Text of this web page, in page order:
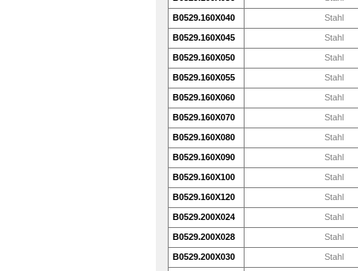
B0529.160X040 Stahl
B0529.160X045 Stahl
B0529.160X050 Stahl
B0529.160X055 Stahl
B0529.160X060 Stahl
B0529.160X070 Stahl
B0529.160X080 Stahl
B0529.160X090 Stahl
B0529.160X100 Stahl
B0529.160X120 Stahl
B0529.200X024 Stahl
B0529.200X028 Stahl
B0529.200X030 Stahl